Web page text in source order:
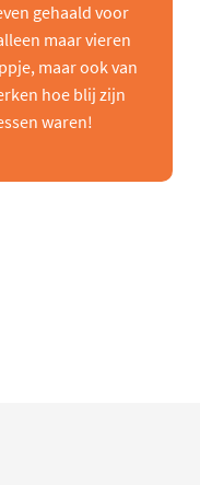
gehaald voor
maar vieren
maar ook van
hoe blij zijn
waren!